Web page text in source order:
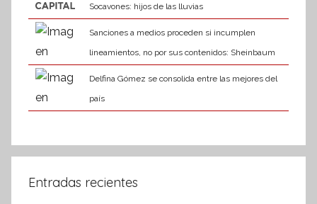
Socavones: hijos de las lluvias
Sanciones a medios proceden si incumplen
lineamientos, no por sus contenidos: Sheinbaum
Delfina Gómez se consolida entre las mejores del
país
Entradas recientes